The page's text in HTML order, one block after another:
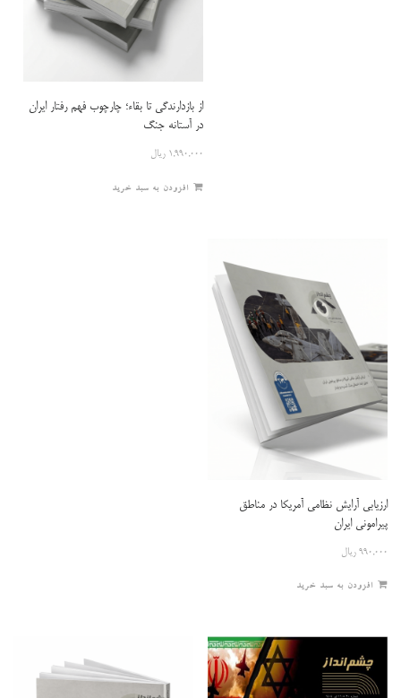
از بازدارندگی تا بقاء؛ چارچوب فهم رفتار ایران
در آستانه جنگ
۱,۹۹۰,۰۰۰ ریال
افزودن به سبد خرید
ارزیابی آرایش نظامی آمریکا در مناطق
پیرامونی ایران
۹۹۰,۰۰۰ ریال
افزودن به سبد خرید